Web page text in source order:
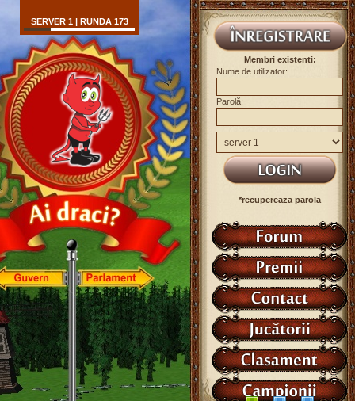
SERVER 1 | RUNDA 173
Membri existenti:
Nume de utilizator:
Parolă:
*recupereaza parola